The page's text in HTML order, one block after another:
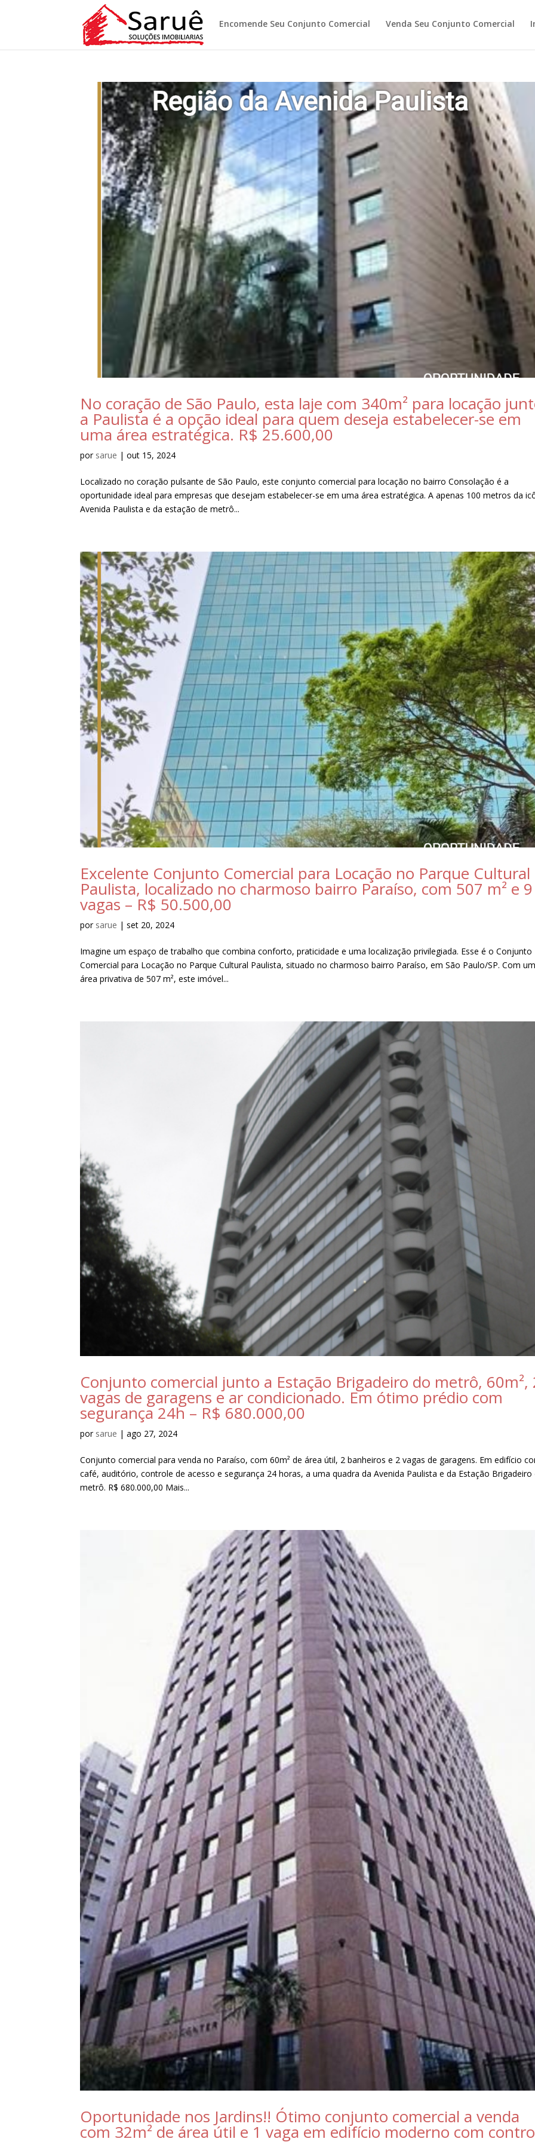
Encomende Seu Conjunto Comercial Venda Seu Conjunto Comercial
No coração de São Paulo, esta laje com 340m² para locação
a Paulista é a opção ideal para quem deseja estabelecer-se em
uma área estratégica. R$ 25.600,00
por sarue |out 15, 2024
Localizado no coração pulsante de São Paulo, este conjunto comercial para locação no bairro Consolação é a
oportunidade ideal para empresas que desejam estabelecer-se em uma área estratégica. A apenas 100 metros da
Avenida Paulista e da estação de metrô...
Excelente Conjunto Comercial para Locação no Parque Cultural
Paulista, localizado no charmoso bairro Paraíso, com 507 m² e 9
vagas – R$ 50.500,00
por sarue |set 20, 2024
Imagine um espaço de trabalho que combina conforto, praticidade e uma localização privilegiada. Esse é o Conjunto
Comercial para Locação no Parque Cultural Paulista, situado no charmoso bairro Paraíso, em São Paulo/SP. Com
área privativa de 507 m², este imóvel...
Conjunto comercial junto a Estação Brigadeiro do metrô, 60m²,
vagas de garagens e ar condicionado. Em ótimo prédio com
segurança 24h – R$ 680.000,00
por sarue |ago 27, 2024
Conjunto comercial para venda no Paraíso, com 60m² de área útil, 2 banheiros e 2 vagas de garagens. Em edifício
café, auditório, controle de acesso e segurança 24 horas, a uma quadra da Avenida Paulista e da Estação Brigadeiro
metrô. R$ 680.000,00 Mais...
Oportunidade nos Jardins!! Ótimo conjunto comercial a venda
com 32m² de área útil e 1 vaga em edifício moderno com